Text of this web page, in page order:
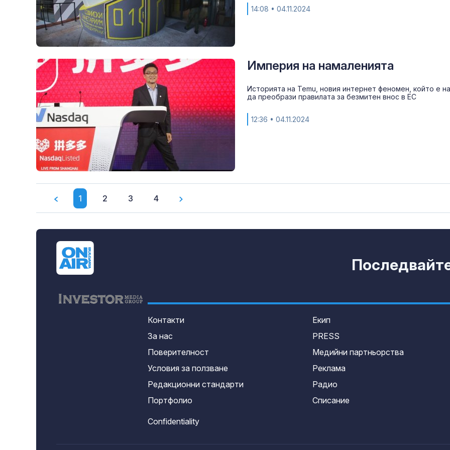
14:08 • 04.11.2024
Империя на намаленията
Историята на Temu, новия интернет феномен, който е
да преобрази правилата за безмитен внос в ЕС
12:36 • 04.11.2024
1 2 3 4
Контакти
За нас
Поверителност
Условия за ползване
Редакционни стандарти
Портфолио
Екип
PRESS
Медийни партньорства
Реклама
Радио
Списание
Confidentiality